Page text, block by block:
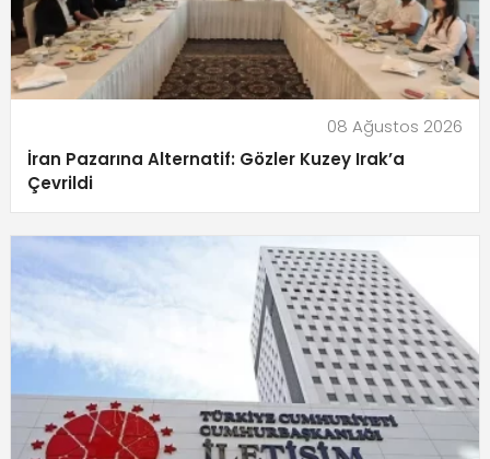
08 Ağustos 2026
İran Pazarına Alternatif: Gözler Kuzey Irak’a
Çevrildi